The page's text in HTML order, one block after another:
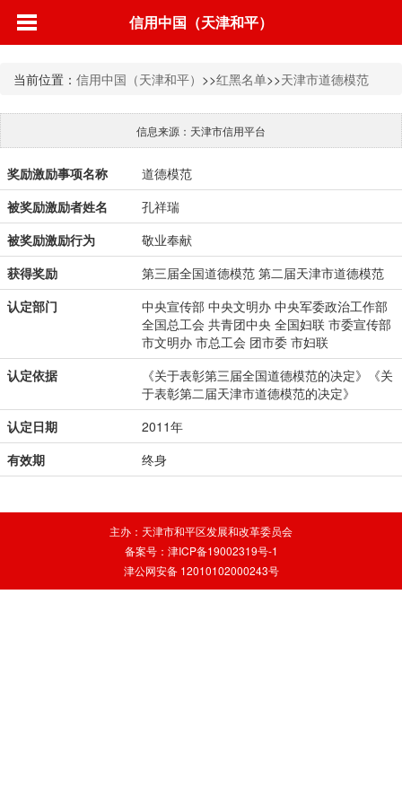
信用中国（天津和平）
当前位置： 信用中国（天津和平） >>红黑名单>>天津市道德模范
信息来源：天津市信用平台
奖励激励事项名称
道德模范
被奖励激励者姓名
孔祥瑞
被奖励激励行为
敬业奉献
获得奖励
第三届全国道德模范 第二届天津市道德模范
认定部门
中央宣传部 中央文明办 中央军委政治工作部
全国总工会 共青团中央 全国妇联 市委宣传部
市文明办 市总工会 团市委 市妇联
认定依据
《关于表彰第三届全国道德模范的决定》《关
于表彰第二届天津市道德模范的决定》
认定日期
2011年
有效期
终身
主办：天津市和平区发展和改革委员会
备案号：津ICP备19002319号-1
津公网安备 12010102000243号